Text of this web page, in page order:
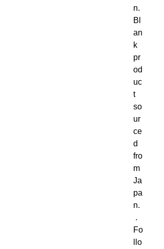
n.
Bl
an
k
pr
od
uc
t
so
ur
ce
d
fro
m
Ja
pa
n.
.
Fo
llo